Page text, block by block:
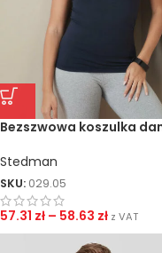
Bezszwowa koszulka
Stedman
SKU: 029.05
57.31 zł – 58.63 zł z VAT